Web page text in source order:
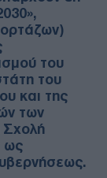
του
του
και της
των
Σχολή
ως